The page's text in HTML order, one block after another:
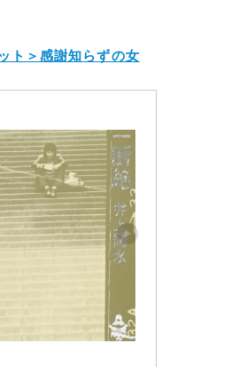
ト＞感謝知らずの女